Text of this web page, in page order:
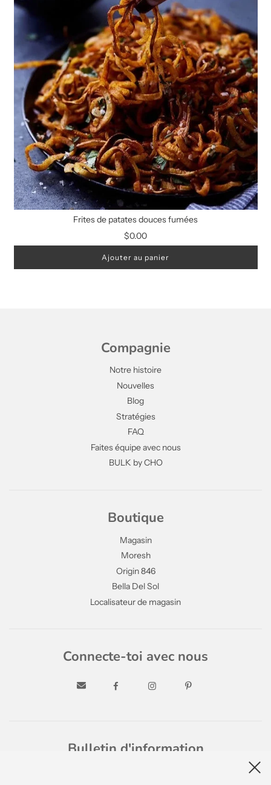
Frites de patates douces fumées
$0.00
Ajouter au panier
Compagnie
Notre histoire
Nouvelles
Blog
Stratégies
FAQ
Faites équipe avec nous
BULK by CHO
Boutique
Magasin
Moresh
Origin 846
Bella Del Sol
Localisateur de magasin
Connecte-toi avec nous
Bulletin d'information